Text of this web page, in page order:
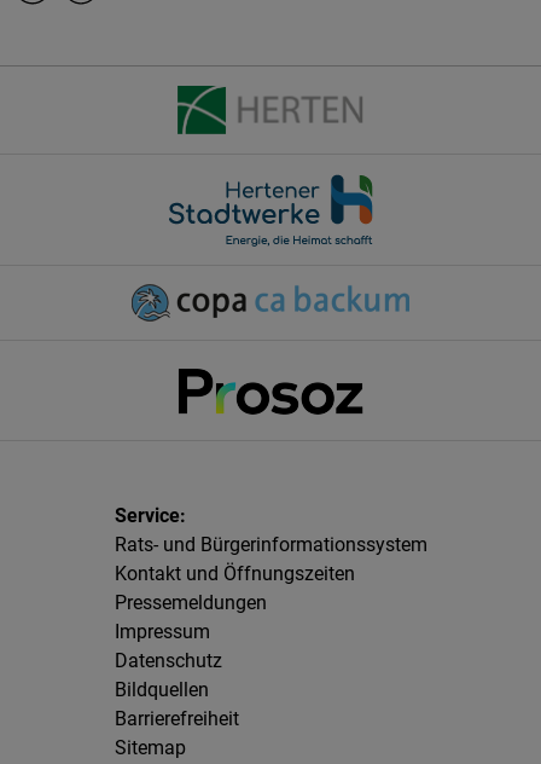
Rats- und Bürgerinformationssystem
Kontakt und Öffnungszeiten
Pressemeldungen
Impressum
Datenschutz
Bildquellen
Barrierefreiheit
Sitemap